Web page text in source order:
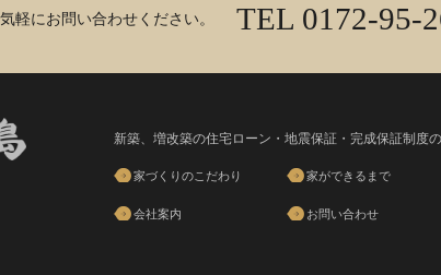
軽にお問い合わせください。 TEL 0172-95-
新築、増改築の住宅ローン・地震保証・完成保証制度
家づくりのこだわり 家ができるまで
会社案内 お問い合わせ